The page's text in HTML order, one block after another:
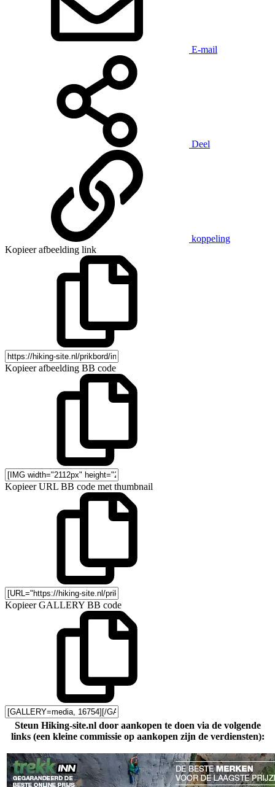
E-mail
Deel
koppeling
Kopieer afbeelding link
Kopieer afbeelding BB code
Kopieer URL BB code met thumbnail
Kopieer GALLERY BB code
Steun Hiking-site.nl door aankopen te doen via de volgende
links (een kleine commissie op aankopen zijn de verdiensten):